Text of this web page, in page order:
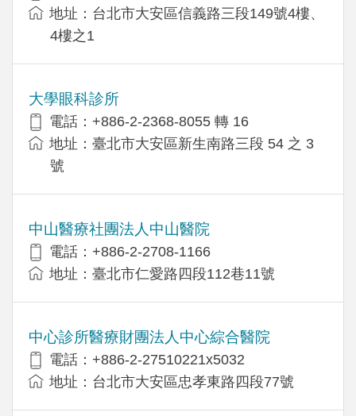
地址：台北市大安區信義路三段149號4樓、
4樓之1
大學眼科診所
電話：+886-2-2368-8055 轉 16
地址：臺北市大安區新生南路三段 54 之 3
號
中山醫療社團法人中山醫院
電話：+886-2-2708-1166
地址：臺北市仁愛路四段112巷11號
中心診所醫療財團法人中心綜合醫院
電話：+886-2-27510221x5032
地址：台北市大安區忠孝東路四段77號